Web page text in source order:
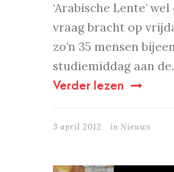
‘Arabische Lente’
vraag bracht op
zo’n 35 mensen
studiemiddag aan
Verder lezen
3 april 2012 in Nieuws